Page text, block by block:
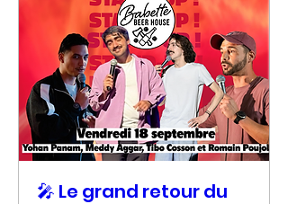
🎤 Le grand retour du